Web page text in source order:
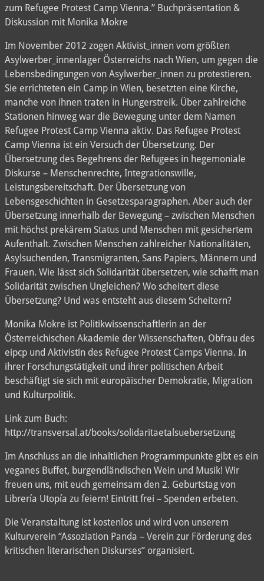
zum Refugee Protest Camp Vienna.” Buchpräsentation &
Diskussion mit Monika Mokre
Im November 2012 zogen Aktivist_innen vom größten
Asylwerber_innenlager Österreichs nach Wien, um gegen die
Lebensbedingungen von Asylwerber_innen zu protestieren.
Sie errichteten ein Camp in Wien, besetzten eine Kirche,
manche von ihnen traten in Hungerstreik. Über zahlreiche
Stationen hinweg war die Bewegung unter dem Namen
Refugee Protest Camp Vienna aktiv. Das Refugee Protest
Camp Vienna ist ein Versuch der Übersetzung. Der
Übersetzung des Begehrens der Refugees in hegemoniale
Diskurse – Menschenrechte, Integrationswille,
Leistungsbereitschaft. Der Übersetzung von
Lebensgeschichten in Gesetzesparagraphen. Aber auch der
Übersetzung innerhalb der Bewegung – zwischen Menschen
mit höchst prekärem Status und Menschen mit gesichertem
Aufenthalt. Zwischen Menschen zahlreicher Nationalitäten,
Asylsuchenden, Transmigranten, Sans Papiers, Männern und
Frauen. Wie lässt sich Solidarität übersetzen, wie schafft man
Solidarität zwischen Ungleichen? Wo scheitert diese
Übersetzung? Und was entsteht aus diesem Scheitern?
Monika Mokre ist Politikwissenschaftlerin an der
Österreichischen Akademie der Wissenschaften, Obfrau des
eipcp und Aktivistin des Refugee Protest Camps Vienna. In
ihrer Forschungstätigkeit und ihrer politischen Arbeit
beschäftigt sie sich mit europäischer Demokratie, Migration
und Kulturpolitik.
Link zum Buch:
http://transversal.at/books/solidaritaetalsuebersetzung
Im Anschluss an die inhaltlichen Programmpunkte gibt es ein
veganes Buffet, burgendländischen Wein und Musik! Wir
freuen uns, mit euch gemeinsam den 2. Geburtstag von
Librería Utopía zu feiern! Eintritt frei – Spenden erbeten.
Die Veranstaltung ist kostenlos und wird von unserem
Kulturverein “Assoziation Panda – Verein zur Förderung des
kritischen literarischen Diskurses” organisiert.